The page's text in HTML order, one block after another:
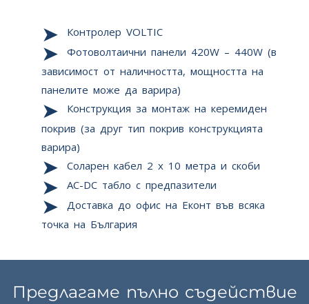
Контролер VOLTIC
Фотоволтаични панели 420W – 440W (в
зависимост от наличността, мощността на
панелите може да варира)
Конструкция за монтаж на керемиден
покрив (за друг тип покрив конструкцията
варира)
Соларен кабел 2 x 10 метра и скоби
AC-DC табло с предпазители
Доставка до офис на Еконт във всяка
точка на България
Предлагаме пълно съдействие